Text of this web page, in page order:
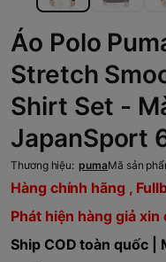
Áo Polo
Stretch
Shirt Set -
JapanSport
Thương hiệu: pumaMã sản
Hàng chính hãng ,
Phát hiện hàng giả xin
Ship COD toàn quốc |